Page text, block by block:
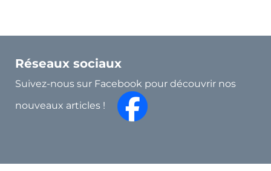
Réseaux sociaux
Suivez-nous sur Facebook pour découvrir nos
nouveaux articles !